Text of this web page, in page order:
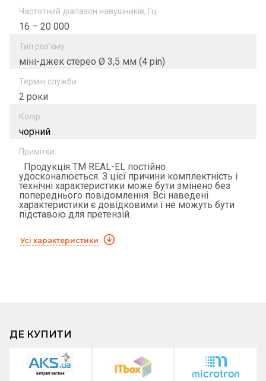
Частотний діапазон навушників, Гц
16 – 20 000
Тип роз'єму
міні-джек стерео Ø 3,5 мм (4 pin)
Термін служби
2 роки
Колір
чорний
Примітки:
Продукція ТМ REAL-EL постійно
удосконалюється. З цієї причини комплектність і
технічні характеристики може бути змінено без
попереднього повідомлення. Всі наведені
характеристики є довідковими і не можуть бути
підставою для претензій.
Усі характеристики
ДЕ КУПИТИ